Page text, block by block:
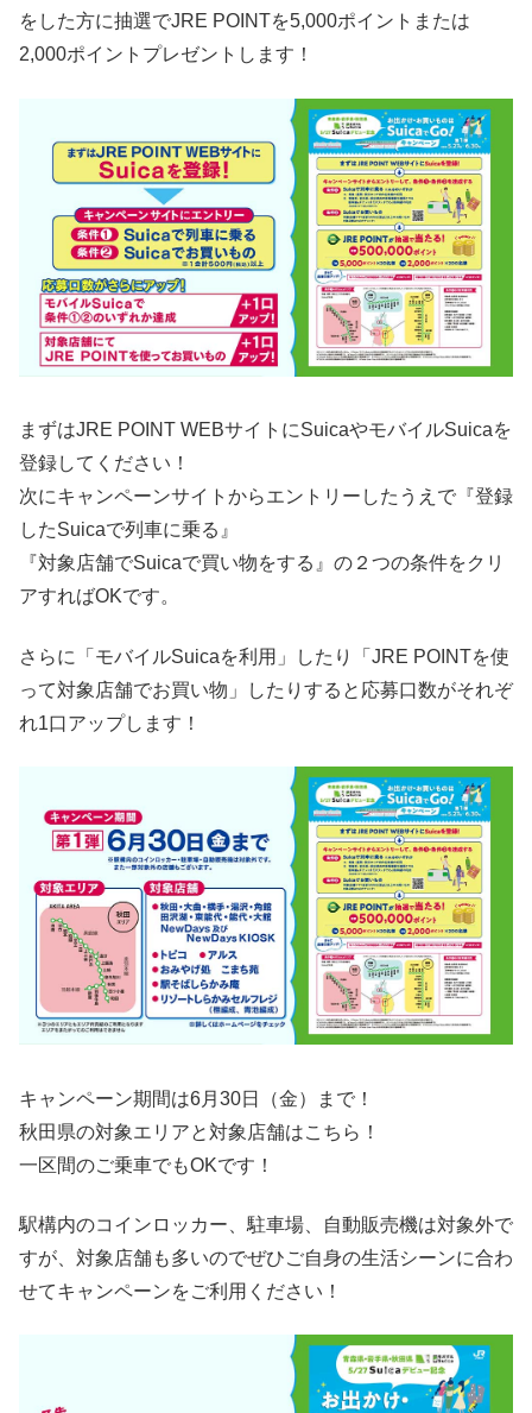
をした方に抽選でJRE POINTを5,000ポイントまたは
2,000ポイントプレゼントします！
まずはJRE POINT WEBサイトにSuicaやモバイルSuicaを
登録してください！
次にキャンペーンサイトからエントリーしたうえで『登録
したSuicaで列車に乗る』
『対象店舗でSuicaで買い物をする』の２つの条件をクリ
アすればOKです。
さらに「モバイルSuicaを利用」したり「JRE POINTを使
って対象店舗でお買い物」したりすると応募口数がそれぞ
れ1口アップします！
キャンペーン期間は6月30日（金）まで！
秋田県の対象エリアと対象店舗はこちら！
一区間のご乗車でもOKです！
駅構内のコインロッカー、駐車場、自動販売機は対象外で
すが、対象店舗も多いのでぜひご自身の生活シーンに合わ
せてキャンペーンをご利用ください！